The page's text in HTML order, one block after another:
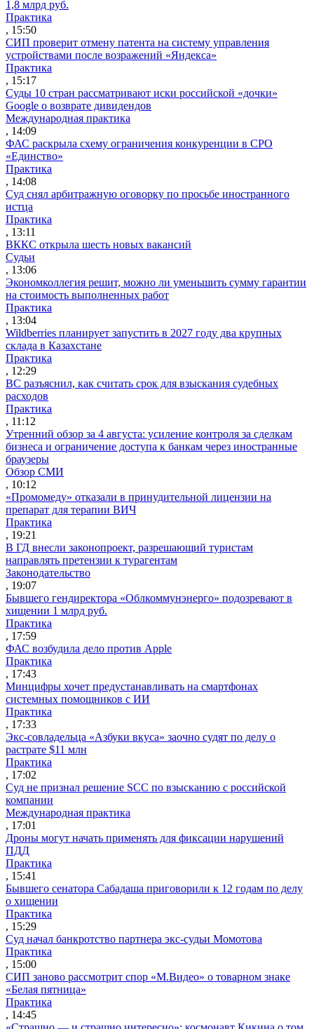
1,8 млрд руб.
Практика
, 15:50
СИП проверит отмену патента на систему управления
устройствами после возражений «Яндекса»
Практика
, 15:17
Суды 10 стран рассматривают иски российской «дочки»
Google о возврате дивидендов
Международная практика
, 14:09
ФАС раскрыла схему ограничения конкуренции в СРО
«Единство»
Практика
, 14:08
Суд снял арбитражную оговорку по просьбе иностранного
истца
Практика
, 13:11
ВККС открыла шесть новых вакансий
Судьи
, 13:06
Экономколлегия решит, можно ли уменьшить сумму гарантии
на стоимость выполненных работ
Практика
, 13:04
Wildberries планирует запустить в 2027 году два крупных
склада в Казахстане
Практика
, 12:29
ВС разъяснил, как считать срок для взыскания судебных
расходов
Практика
, 11:12
Утренний обзор за 4 августа: усиление контроля за сделкам
бизнеса и ограничение доступа к банкам через иностранные
браузеры
Обзор СМИ
, 10:12
«Промомеду» отказали в принудительной лицензии на
препарат для терапии ВИЧ
Практика
, 19:21
В ГД внесли законопроект, разрешающий туристам
направлять претензии к турагентам
Законодательство
, 19:07
Бывшего гендиректора «Облкоммунэнерго» подозревают в
хищении 1 млрд руб.
Практика
, 17:59
ФАС возбудила дело против Apple
Практика
, 17:43
Минцифры хочет предустанавливать на смартфонах
системных помощников с ИИ
Практика
, 17:33
Экс-совладельца «Азбуки вкуса» заочно судят по делу о
растрате $11 млн
Практика
, 17:02
Суд не признал решение SCC по взысканию с российской
компании
Международная практика
, 17:01
Дроны могут начать применять для фиксации нарушений
ПДД
Практика
, 15:41
Бывшего сенатора Сабадаша приговорили к 12 годам по делу
о хищении
Практика
, 15:29
Суд начал банкротство партнера экс-судьи Момотова
Практика
, 15:00
СИП заново рассмотрит спор «М.Видео» о товарном знаке
«Белая пятница»
Практика
, 14:45